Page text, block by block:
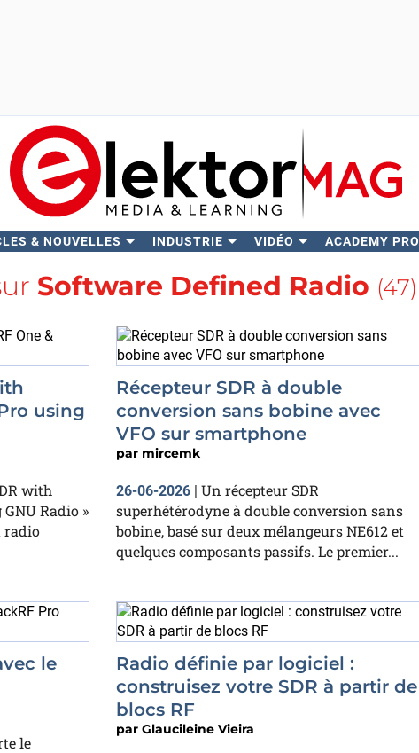
& NOUVELLES INDUSTRIE VIDÉO ACADEMY PRO
Software Defined Radio (47)
using
with
Radio »
radio
Récepteur SDR à double
conversion sans bobine avec
VFO sur smartphone
par mircemk
26-06-2026 | Un récepteur SDR
superhétérodyne à double conversion sans
bobine, basé sur deux mélangeurs NE612 et
quelques composants passifs. Le premier...
le
le
Radio définie par logiciel :
construisez votre SDR à partir de
blocs RF
par Glaucileine Vieira